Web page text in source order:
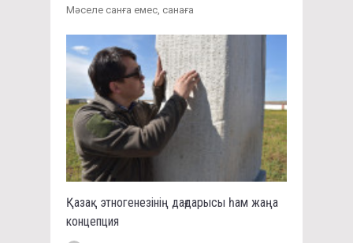
Мәселе санға емес, санаға
Қазақ этногенезінің дағдарысы һам жаңа
концепция